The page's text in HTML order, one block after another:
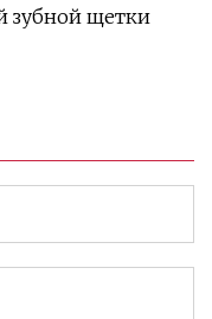
зубной щетки